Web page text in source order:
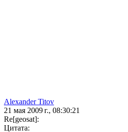
Alexander Titov
21 мая 2009 г., 08:30:21
Re[geosat]:
Цитата: